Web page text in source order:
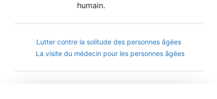
humain.
Lutter contre la solitude des personnes âgées
La visite du médecin pour les personnes âgées